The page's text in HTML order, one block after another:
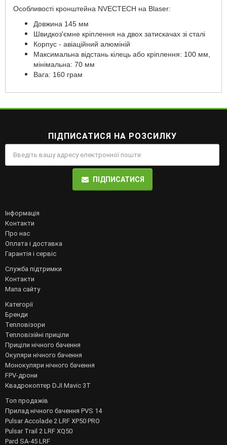
Особливості кронштейна NVECTECH на Blaser:
Довжина 145 мм
Швидкоз'ємне кріплення на двох затискачах зі сталі
Корпус - авіаційний алюміній
Максимальна відстань кілець або кріплення: 100 мм,
мінімальна: 70 мм
Вага: 160 грам
ПІДПИСАТИСЯ НА РОЗСИЛКУ
ПІДПИСАТИСЯ
Інформація
Контакти
Про нас
Оплата і доставка
Гарантія і сервіс
Служба підтримки
Контакти
Мапа сайту
Категорії
Бренди
Тепловізори
Тепловізійні приціли
Приціли нічного бачення
Окуляри нічного бачення
Монокуляри нічного бачення
FPV-дрони
Квадрокоптер DJI Mavic 3T
Топ продажів
Прилад нічного бачення PVS 14
Pulsar Accolade 2 LRF XP50 PRO
Pulsar Trail 2 LRF XQ50
Pard SA-45 LRF